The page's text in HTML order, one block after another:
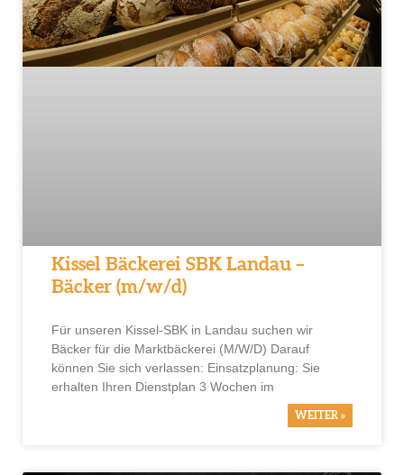
Kissel Bäckerei SBK Landau –
Bäcker (m/w/d)
Für unseren Kissel-SBK in Landau suchen wir
Bäcker für die Marktbäckerei (M/W/D) Darauf
können Sie sich verlassen: Einsatzplanung: Sie
erhalten Ihren Dienstplan 3 Wochen im
WEITER »